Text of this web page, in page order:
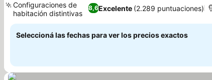
8,6Excelente (2.289 puntuaciones)
Configuraciones de
habitación distintivas
Seleccioná las fechas para ver los precios exactos